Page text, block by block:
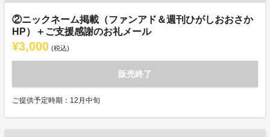
②ニックネーム掲載（ファンアド＆週刊ひがしおおさか
HP）＋ご支援感謝のお礼メール
¥3,000 (税込)
販売終了
ご提供予定時期：12月中旬